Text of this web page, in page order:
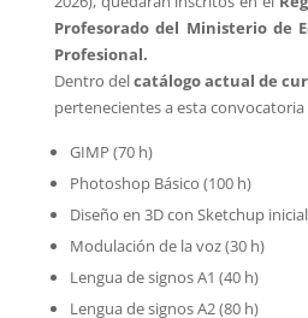
Profesorado del Ministerio de
Profesional.
Dentro delcatálogo actual de
pertenecientes a esta
GIMP (70 h)
Photoshop Básico (100 h)
Diseño en 3D con Sketchup
Modulación de la voz (30 h)
Lengua de signos A1 (40 h)
Lengua de signos A2 (80 h)